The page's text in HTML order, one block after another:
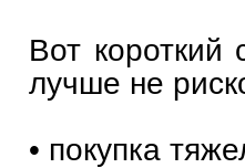
Вот короткий
лучше не
• покупка